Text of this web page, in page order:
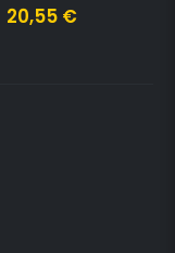
20,55 €